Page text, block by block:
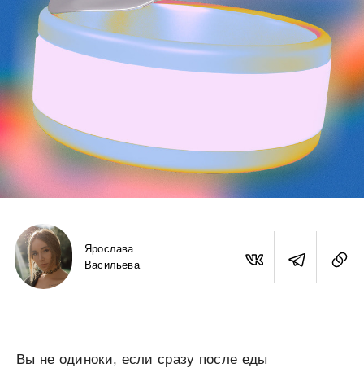
Ярослава
Васильева
Вы не одиноки, если сразу после еды